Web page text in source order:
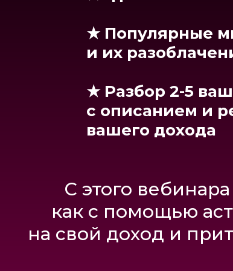
на следующий
★ Что важнее
и даже годАХ,
★ Как спасти
с экономикой в
не в тревоге, а
Всем
★Популярные
и их
★Разбор 2-5
с описанием и
вашего дохода
С этого
как с помощью
на свой доход и